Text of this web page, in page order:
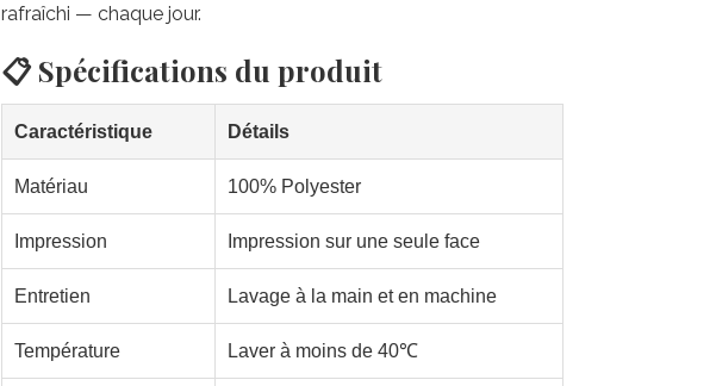
rafraîchi — chaque jour.
📋 Spécifications du produit
Caractéristique Détails
Matériau 100% Polyester
Impression Impression sur une seule face
Entretien Lavage à la main et en machine
Température Laver à moins de 40℃